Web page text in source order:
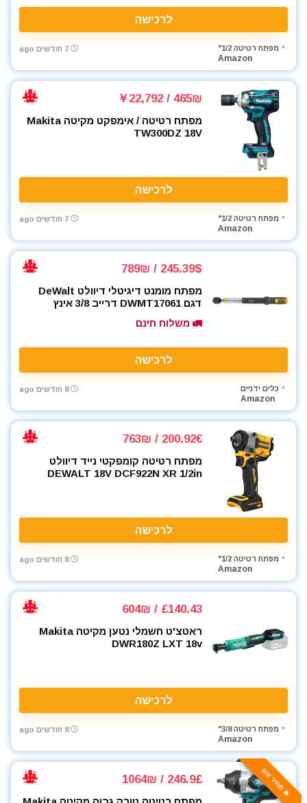
לרכישה
מפתח רטיטה 1/2"
Amazon
7 חודשים ago
465₪ / ￥22,792
מפתח רטיטה / אימפקט מקיטה Makita
TW300DZ 18V
לרכישה
מפתח רטיטה 1/2"
Amazon
7 חודשים ago
245.39$ / 789₪
מפתח מומנט דיגיטלי דיוולט DeWalt
דגם DWMT17061 דרייב 3/8 אינץ
🚛 משלוח חינם
לרכישה
כלים ידניים
Amazon
8 חודשים ago
200.92€ / 763₪
מפתח רטיטה קומפקטי נייד דיוולט
DEWALT 18V DCF922N XR 1/2in
לרכישה
מפתח רטיטה 1/2"
Amazon
8 חודשים ago
£140.43 / 604₪
ראטצ'ט חשמלי נטען מקיטה Makita
DWR180Z LXT 18v
לרכישה
מפתח רטיטה 3/8"
Amazon
8 חודשים ago
🔥 מחיר אש 246.9£ / 1064₪